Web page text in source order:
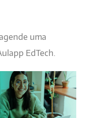
uma
EdTech.